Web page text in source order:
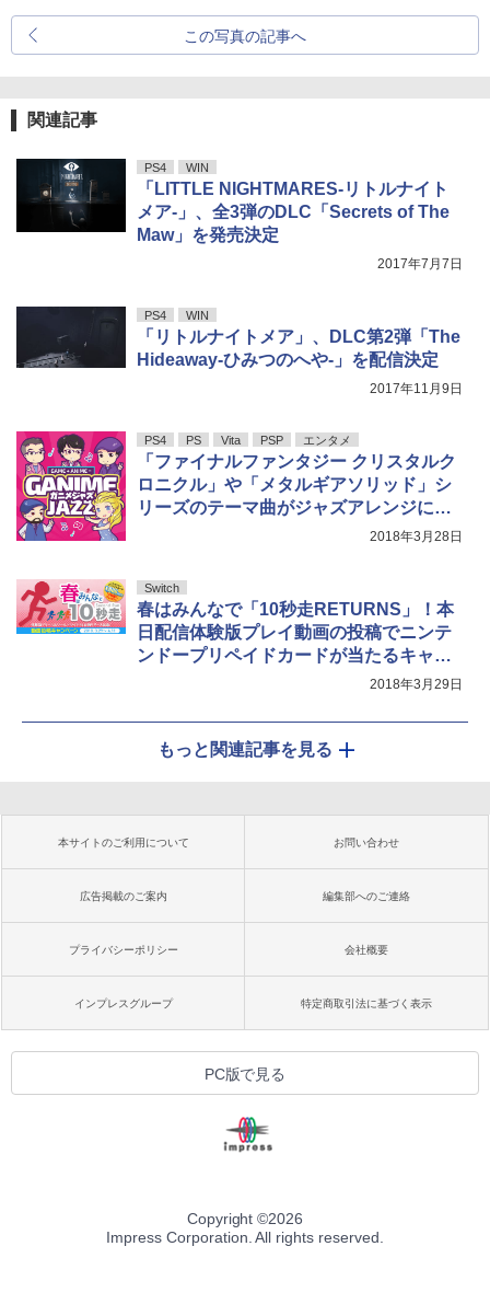
この写真の記事へ
関連記事
PS4 WIN
「LITTLE NIGHTMARES-リトルナイト
メア-」、全3弾のDLC「Secrets of The
Maw」を発売決定
2017年7月7日
PS4 WIN
「リトルナイトメア」、DLC第2弾「The
Hideaway-ひみつのへや-」を配信決定
2017年11月9日
PS4 PS Vita PSP エンタメ
「ファイナルファンタジー クリスタルク
ロニクル」や「メタルギアソリッド」シ
リーズのテーマ曲がジャズアレンジに！
2018年3月28日
Switch
春はみんなで「10秒走RETURNS」！本
日配信体験版プレイ動画の投稿でニンテ
ンドープリペイドカードが当たるキャン
2018年3月29日
もっと関連記事を見る
本サイトのご利用について お問い合わせ
広告掲載のご案内 編集部へのご連絡
プライバシーポリシー 会社概要
インプレスグループ 特定商取引法に基づく表示
PC版で見る
Copyright ©2026
Impress Corporation. All rights reserved.